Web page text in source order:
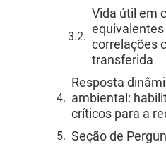
Vida útil em
correlações
transferida
Resposta
ambiental:
críticos para a
Seção de